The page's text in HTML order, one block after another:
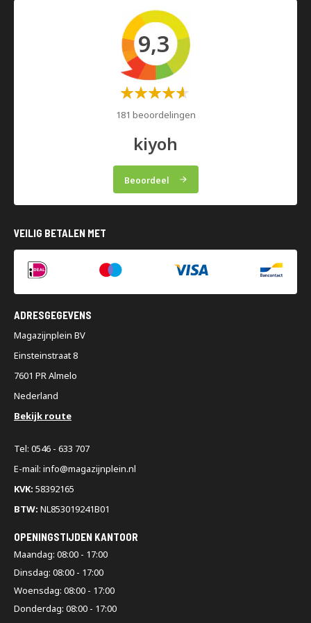
9,3
Waardering:
181 beoordelingen
kiyoh
Beoordeel
VEILIG BETALEN MET
ADRESGEGEVENS
Magazijnplein BV
Einsteinstraat 8
7601 PR Almelo
Nederland
Bekijk route
Tel: 0546 - 633 707
E-mail: info@magazijnplein.nl
KVK: 58392165
BTW: NL853019241B01
OPENINGSTIJDEN KANTOOR
Maandag: 08:00 - 17:00
Dinsdag: 08:00 - 17:00
Woensdag: 08:00 - 17:00
Donderdag: 08:00 - 17:00